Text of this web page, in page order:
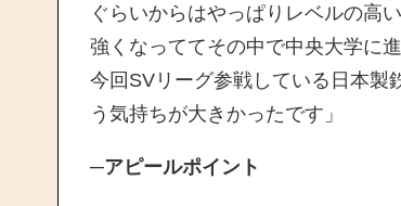
ぐらいからはやっぱりレベルの高
強くなっててその中で中央大学に
今回SVリーグ参戦している日本製
う気持ちが大きかったです」
─アピールポイント